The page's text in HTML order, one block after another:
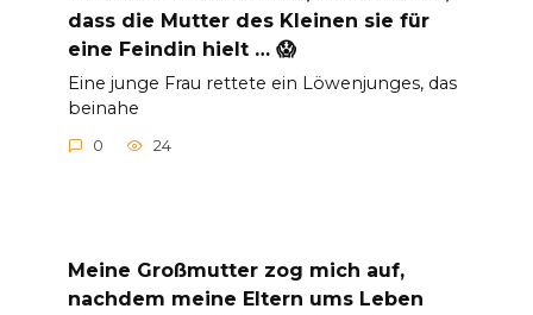
dass die Mutter des Kleinen sie für
eine Feindin hielt … 😱
Eine junge Frau rettete ein Löwenjunges, das
beinahe
0 24
Meine Großmutter zog mich auf,
nachdem meine Eltern ums Leben